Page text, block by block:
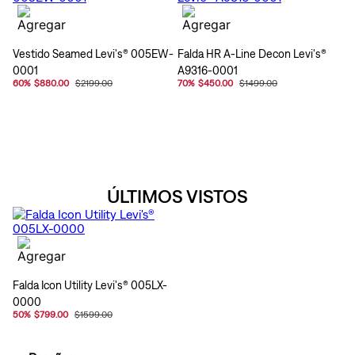
Vestido Seamed Levi's® 005EW-
0001
60% $880.00 $2199.00
Falda HR A-Line Decon Levi's®
A9316-0001
70% $450.00 $1499.00
ÚLTIMOS VISTOS
Falda Icon Utility Levi's® 005LX-
0000
50% $799.00 $1599.00